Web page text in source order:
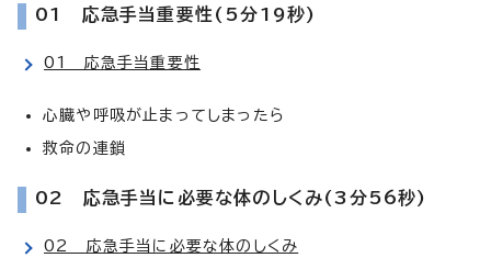
01 応急手当重要性(5分19秒)
01 応急手当重要性
心臓や呼吸が止まってしまったら
救命の連鎖
02 応急手当に必要な体のしくみ(3分56秒)
02 応急手当に必要な体のしくみ